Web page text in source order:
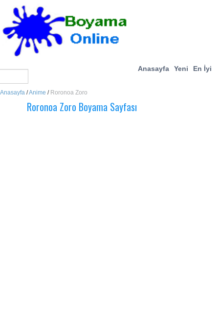
Anasayfa Yeni En İyi
Anasayfa /Anime / Roronoa Zoro
Roronoa Zoro Boyama Sayfası